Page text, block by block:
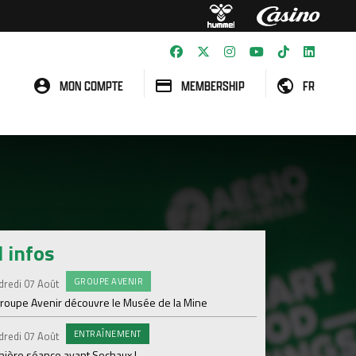
MON COMPTE MEMBERSHIP FR
infos
07 Août GROUPE AVENIR
Avenir découvre le Musée de la Mine
07 Août ENTRAÎNEMENT
Jeudi 06 Août
Informations
Mercredi 05 Août